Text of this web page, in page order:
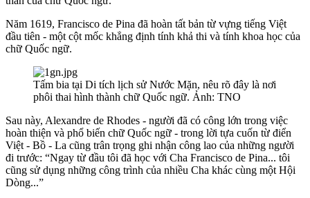
Năm 1619, Francisco de Pina đã hoàn tất bản từ vựng tiếng Việt
đầu tiên - một cột mốc khẳng định tính khả thi và tính khoa học của
chữ Quốc ngữ.
Tấm bia tại Di tích lịch sử Nước Mặn, nêu rõ đây là nơi
phôi thai hình thành chữ Quốc ngữ. Ảnh: TNO
Sau này, Alexandre de Rhodes - người đã có công lớn trong việc
hoàn thiện và phổ biến chữ Quốc ngữ - trong lời tựa cuốn từ điển
Việt - Bồ - La cũng trân trọng ghi nhận công lao của những người
đi trước: “Ngay từ đầu tôi đã học với Cha Francisco de Pina... tôi
cũng sử dụng những công trình của nhiều Cha khác cùng một Hội
Dòng...”